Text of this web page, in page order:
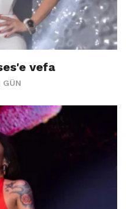
vefa
GÜN